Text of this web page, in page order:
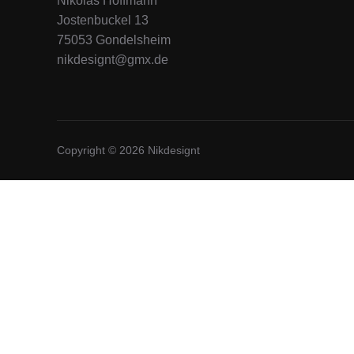
Jostenbuckel 13
75053 Gondelsheim
nikdesignt@gmx.de
Copyright © 2026 Nikdesignt